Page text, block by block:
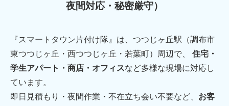
夜間対応・秘密厳守）
『スマートタウン片付け隊』は、つつじヶ丘駅（調布市
東つつじヶ丘・西つつじヶ丘・若葉町）周辺で、 住宅・
学生アパート・商店・オフィスなど多様な現場に対応し
ています。
即日見積もり・夜間作業・不在立ち会い不要など、 お客